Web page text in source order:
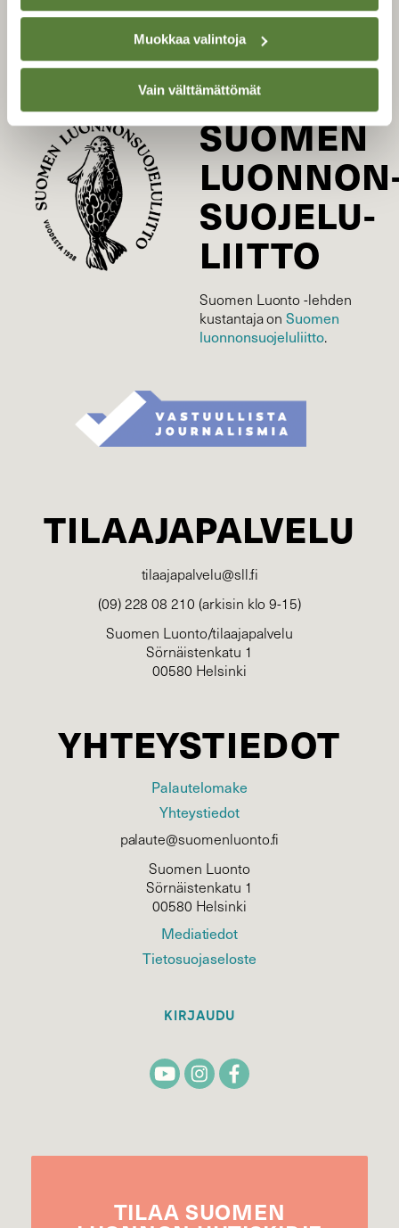
Muokkaa valintoja
Vain välttämättömät
Tilaa digilukuoikeus
Äänestä parasta juttua
Tilaa uutiskirje
SUOMEN
SUOJELU­
LIITTO
Suomen Luonto -lehden
kustantaja onSuomen
luonnonsuojelu­liitto.
TILAAJAPALVELU
tilaajapalvelu@sll.fi
(09) 228 08 210 (arkisin klo 9-15)
Suomen Luonto/tilaajapalvelu
Sörnäistenkatu 1
00580 Helsinki
YHTEYSTIEDOT
Palautelomake
Yhteystiedot
palaute@suomenluonto.fi
Suomen Luonto
Sörnäistenkatu 1
00580 Helsinki
Mediatiedot
Tietosuojaseloste
KIRJAUDU
TILAA SUOMEN